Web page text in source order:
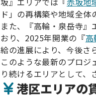
ド」の再構築や地域全
また、『高輪・泉岳寺
おり、2025年開業の『高
給の進展により、今後さ
このような最新のプロ
り続けるエリアとして、
港区エリアの